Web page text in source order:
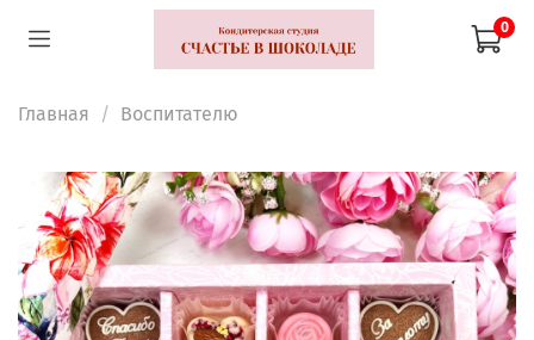
0
Главная Воспитателю